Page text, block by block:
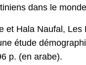
dans le monde
et Hala Naufal, Les
étude
p. (en arabe).